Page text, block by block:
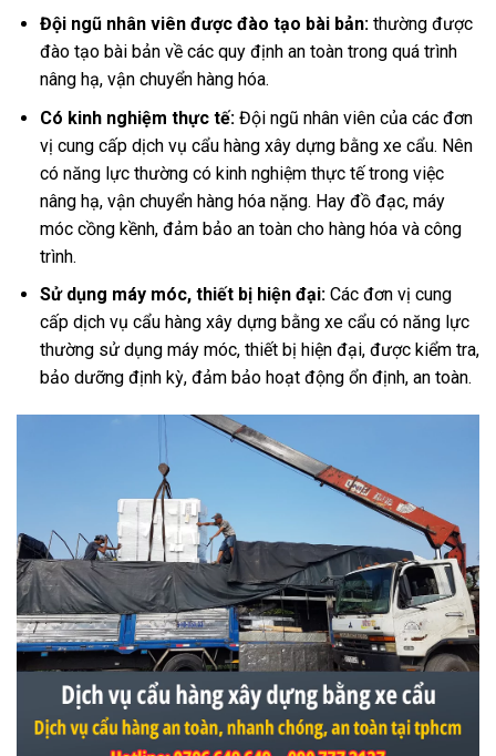
Đội ngũ nhân viên được đào tạo bài bản:thường được
đào tạo bài bản về các quy định an toàn trong quá trình
nâng hạ, vận chuyển hàng hóa.
Có kinh nghiệm thực tế:Đội ngũ nhân viên của các đơn
vị cung cấp dịch vụ cẩu hàng xây dựng bằng xe cẩu. Nên
có năng lực thường có kinh nghiệm thực tế trong việc
nâng hạ, vận chuyển hàng hóa nặng. Hay đồ đạc, máy
móc cồng kềnh, đảm bảo an toàn cho hàng hóa và công
trình.
Sử dụng máy móc, thiết bị hiện đại:Các đơn vị cung
cấp dịch vụ cẩu hàng xây dựng bằng xe cẩu có năng lực
thường sử dụng máy móc, thiết bị hiện đại, được kiểm tra,
bảo dưỡng định kỳ, đảm bảo hoạt động ổn định, an toàn.